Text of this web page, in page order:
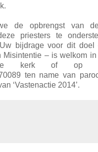
de opbrengst van de
priesters te
bijdrage voor dit
Misintentie – is welkom
kerk of op
ten name van
‘Vastenactie 2014’.